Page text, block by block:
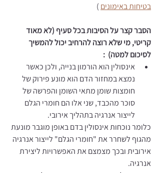
בטיחות באימונים )
הסבר קצר על הסיבות בכל סעיף (לא מאוד
קריטי, מי שלא רוצה להרחיב יכול להמשיך
לסיכום למטה)  :
אינסולין הוא הורמון בנייה, ולכן כאשר
נמצא במחזור הדם הוא מונע פירוק של
חומצות שומן מתאי השומן והפרשה של
סוכר מהכבד, שני אלו הם חומרי הגלם
לייצור אנרגיה בתהליך אירובי.
כלומר נוכחות אינסולין בדם באופן מוגבר מונעת
מהגוף לשחרר את "חומרי הגלם" לייצור אנרגיה
אירובית ובכך מצמצם את האפשרויות ליצירת
אנרגיה.